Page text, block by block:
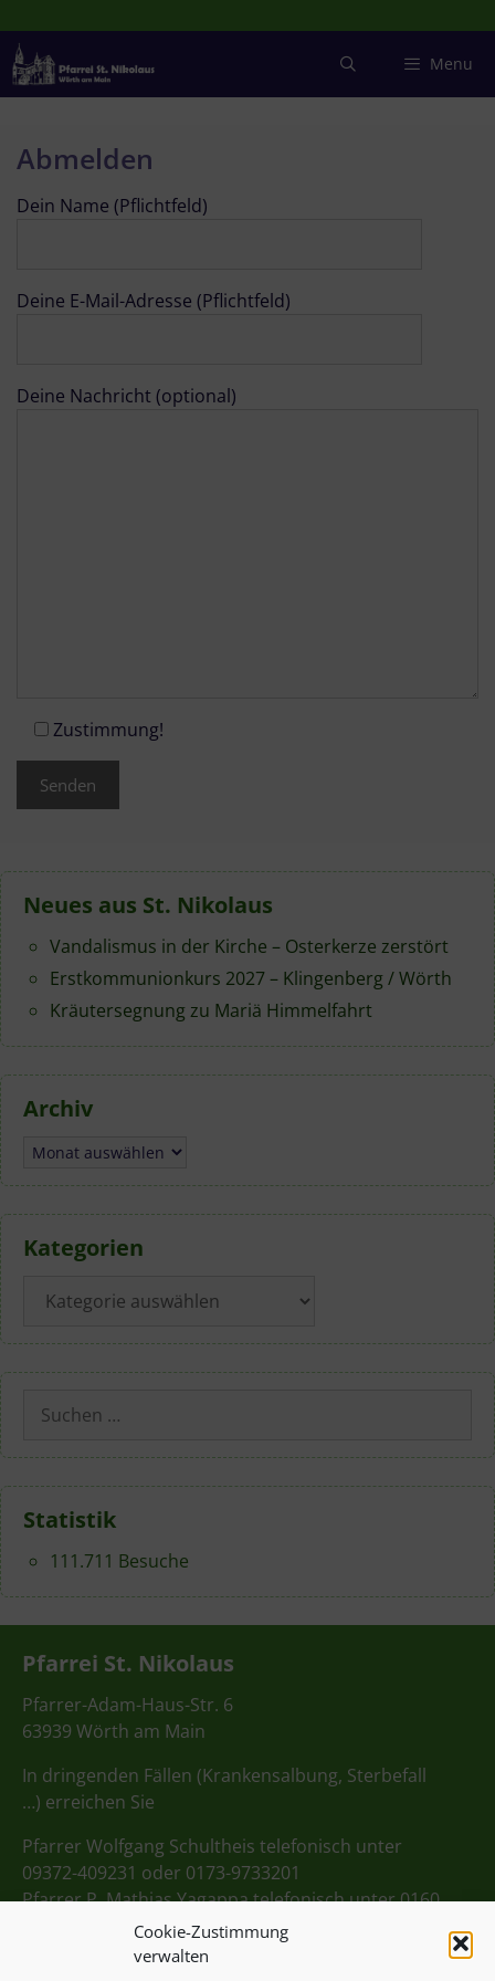
Cookie-Zustimmung
verwalten
Inhalt
springen
Menu
Abmelden
Dein Name (Pflichtfeld)
Deine E-Mail-Adresse (Pflichtfeld)
Deine Nachricht (optional)
Zustimmung!
Neues aus St. Nikolaus
Vandalismus in der Kirche – Osterkerze zerstört
Erstkommunionkurs 2027 – Klingenberg / Wörth
Kräutersegnung zu Mariä Himmelfahrt
Archiv
Archiv
Kategorien
Suchen
nach:
Statistik
111.711 Besuche
Pfarrei St. Nikolaus
Pfarrer-Adam-Haus-Str. 6
63939 Wörth am Main
In dringenden Fällen (Krankensalbung, Sterbefall
…) erreichen Sie
Pfarrer Wolfgang Schultheis telefonisch unter
09372-409231 oder 0173-9733201
Pfarrer P. Mathias Yagappa telefonisch unter 0160